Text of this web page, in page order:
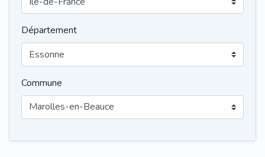
Département
Commune